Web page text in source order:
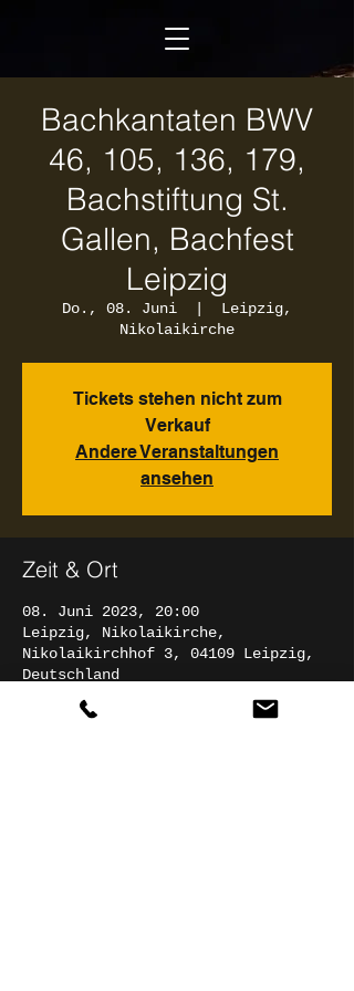
Bachkantaten BWV
46, 105, 136, 179,
Bachstiftung St.
Gallen, Bachfest
Leipzig
Do., 08. Juni
Leipzig,
Nikolaikirche
Tickets stehen nicht zum
Verkauf
Andere Veranstaltungen
ansehen
Zeit & Ort
08. Juni 2023, 20:00
Leipzig, Nikolaikirche,
Nikolaikirchhof 3, 04109 Leipzig,
Deutschland